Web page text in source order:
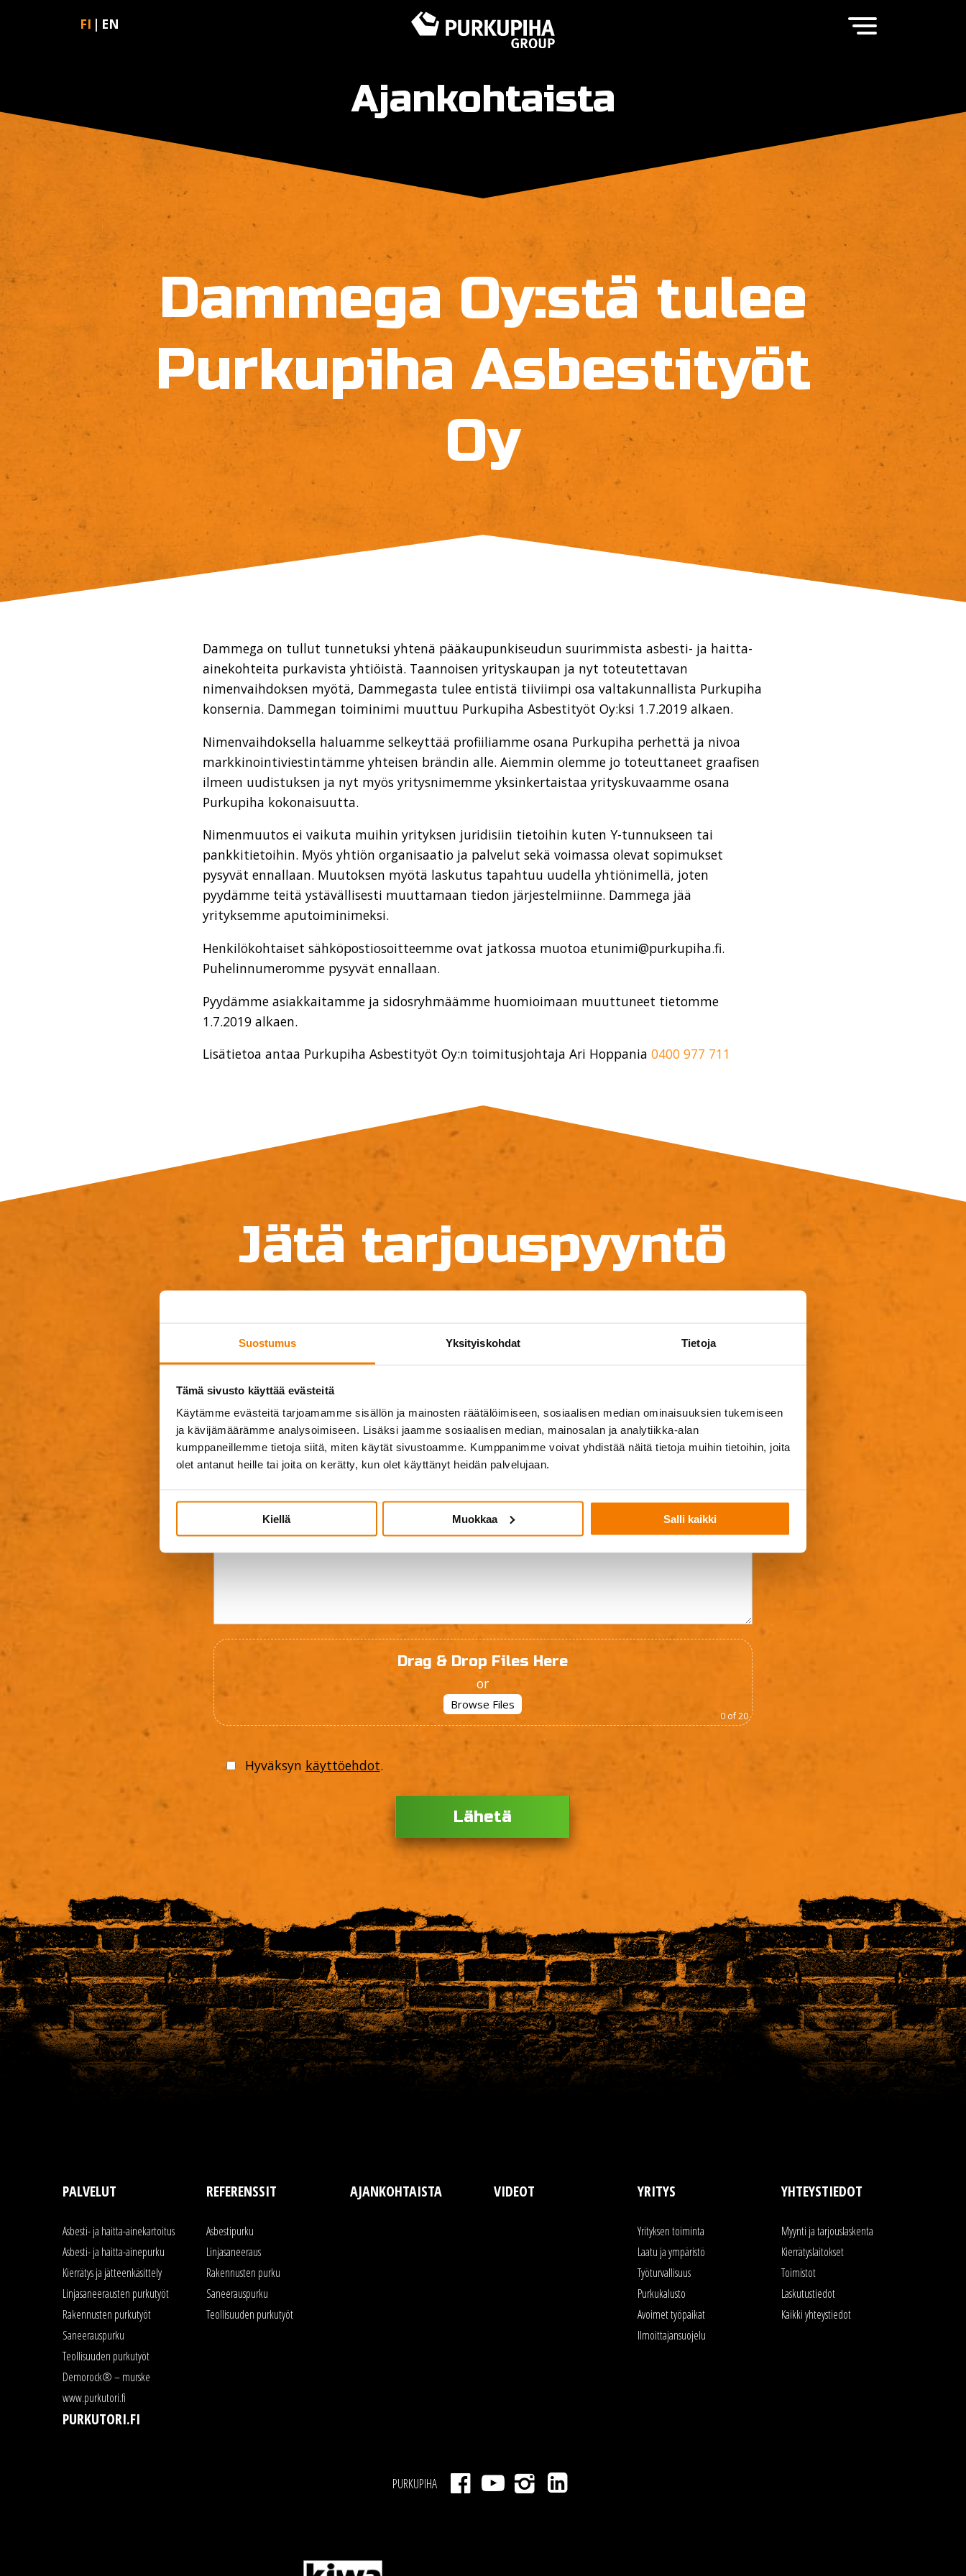
Suostumus Yksityiskohdat Tietoja
Tämä sivusto käyttää evästeitä
Käytämme evästeitä tarjoamamme sisällön ja mainosten räätälöimiseen, sosiaalisen median ominaisuuksien tukemiseen
ja kävijämäärämme analysoimiseen. Lisäksi jaamme sosiaalisen median, mainosalan ja analytiikka-alan
kumppaneillemme tietoja siitä, miten käytät sivustoamme. Kumppanimme voivat yhdistää näitä tietoja muihin tietoihin, joita
olet antanut heille tai joita on kerätty, kun olet käyttänyt heidän palvelujaan.
Kiellä Muokkaa Salli kaikki
FI EN
Ajankohtaista
Dammega Oy:stä tulee
Purkupiha Asbestityöt
Oy
Dammega on tullut tunnetuksi yhtenä pääkaupunkiseudun suurimmista asbesti- ja haitta-
ainekohteita purkavista yhtiöistä. Taannoisen yrityskaupan ja nyt toteutettavan
nimenvaihdoksen myötä, Dammegasta tulee entistä tiiviimpi osa valtakunnallista Purkupiha
konsernia. Dammegan toiminimi muuttuu Purkupiha Asbestityöt Oy:ksi 1.7.2019 alkaen.
Nimenvaihdoksella haluamme selkeyttää profiiliamme osana Purkupiha perhettä ja nivoa
markkinointiviestintämme yhteisen brändin alle. Aiemmin olemme jo toteuttaneet graafisen
ilmeen uudistuksen ja nyt myös yritysnimemme yksinkertaistaa yrityskuvaamme osana
Purkupiha kokonaisuutta.
Nimenmuutos ei vaikuta muihin yrityksen juridisiin tietoihin kuten Y-tunnukseen tai
pankkitietoihin. Myös yhtiön organisaatio ja palvelut sekä voimassa olevat sopimukset
pysyvät ennallaan. Muutoksen myötä laskutus tapahtuu uudella yhtiönimellä, joten
pyydämme teitä ystävällisesti muuttamaan tiedon järjestelmiinne. Dammega jää
yrityksemme aputoiminimeksi.
Henkilökohtaiset sähköpostiosoitteemme ovat jatkossa muotoa etunimi@purkupiha.fi.
Puhelinnumeromme pysyvät ennallaan.
Pyydämme asiakkaitamme ja sidosryhmäämme huomioimaan muuttuneet tietomme
1.7.2019 alkaen.
Lisätietoa antaa Purkupiha Asbestityöt Oy:n toimitusjohtaja Ari Hoppania 0400 977 711
Jätä tarjouspyyntö
mahdollisimman pian yhteydessä!
Drag & Drop Files Here
or
Browse Files
0of 20
Hyväksyn käyttöehdot.
field
empty.
PALVELUT
Asbesti- ja haitta-ainekartoitus
Asbesti- ja haitta-ainepurku
Kierrätys ja jätteenkäsittely
Linjasaneerausten purkutyöt
Rakennusten purkutyöt
Saneerauspurku
Teollisuuden purkutyöt
Demorock® – murske
www.purkutori.fi
REFERENSSIT
Asbestipurku
Linjasaneeraus
Rakennusten purku
Saneerauspurku
Teollisuuden purkutyöt
AJANKOHTAISTA VIDEOT YRITYS
Yrityksen toiminta
Laatu ja ympäristö
Työturvallisuus
Purkukalusto
Avoimet työpaikat
Ilmoittajansuojelu
YHTEYSTIEDOT
Myynti ja tarjouslaskenta
Kierrätyslaitokset
Toimistot
Laskutustiedot
Kaikki yhteystiedot
PURKUTORI.FI
PURKUPIHA